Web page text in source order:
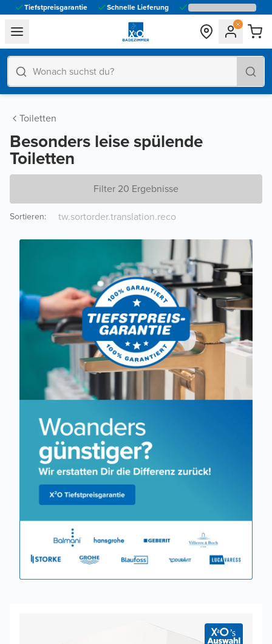
Tiefstpreisgarantie Schnelle Lieferung
general.navigation.toggle_menu.label
Toiletten
Besonders leise spülende
Toiletten
Filter 20 Ergebnisse
Sortieren: